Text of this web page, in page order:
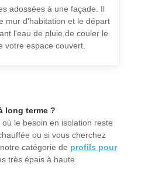
adossées à une façade. Il
mur d'habitation et le départ
l'eau de pluie de couler le
votre espace couvert.
long terme ?
le besoin en isolation reste
ou si vous cherchez
catégorie de profils pour
très épais à haute